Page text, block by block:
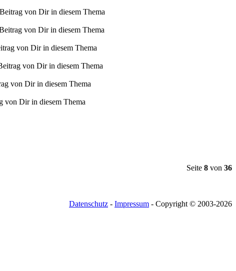
Seite 8 von 36
Datenschutz - Impressum - Copyright © 2003-2026